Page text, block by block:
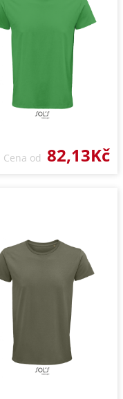
Cena od 82,13Kč